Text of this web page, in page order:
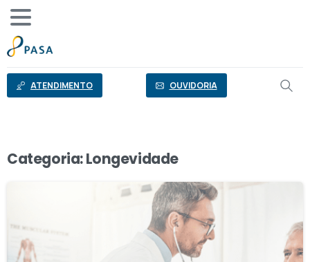
conteúdo
ATENDIMENTO OUVIDORIA
Categoria:Longevidade